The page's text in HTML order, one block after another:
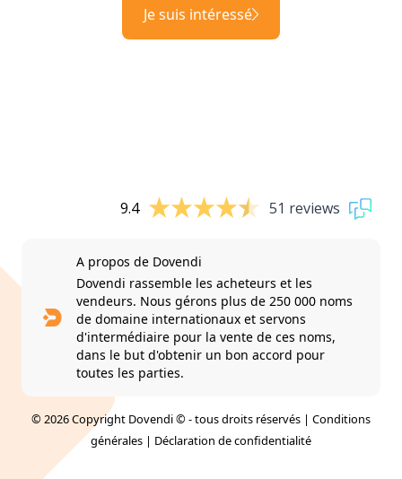
Je suis intéressé
9.4 51 reviews
A propos de Dovendi
Dovendi rassemble les acheteurs et les
vendeurs. Nous gérons plus de 250 000 noms
de domaine internationaux et servons
d'intermédiaire pour la vente de ces noms,
dans le but d'obtenir un bon accord pour
toutes les parties.
© 2026 Copyright Dovendi © - tous droits réservés | Conditions
générales | Déclaration de confidentialité